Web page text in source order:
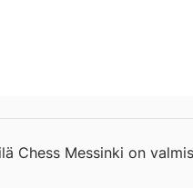
Chess Messinki on